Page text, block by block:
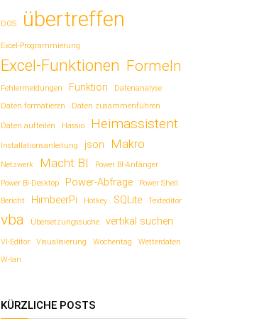
DOS übertreffen
Excel-Programmierung
Excel-Funktionen Formeln
Fehlermeldungen Funktion
Datenanalyse
Daten formatieren
Daten zusammenführen
Daten aufteilen Hassio Heimassistent
Installationsanleitung json Makro
Netzwerk Macht BI
Power BI-Anfänger
Power BI-Desktop
Power-Abfrage
Power Shell
Bericht
HimbeerPi Hotkey SQLite Texteditor
vba Übersetzungssuche vertikal suchen
VI-Editor Visualisierung Wochentag
Wetterdaten
W-lan
KÜRZLICHE POSTS